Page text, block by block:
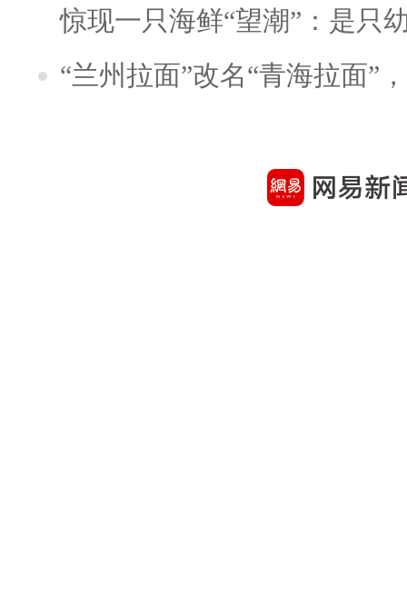
惊现一只海鲜“望潮”：是只
“兰州拉面”改名“青海拉面”